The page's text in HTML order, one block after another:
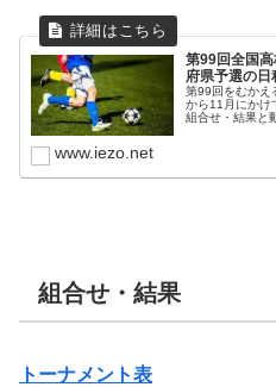
第99回全国
府県予選の
第99回をむかえ
から11月にかけ
組合せ・結果と
www.iezo.net
組合せ・結果
トーナメント表